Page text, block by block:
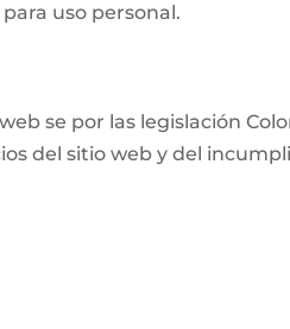
uso personal.
se por las legislación
del sitio web y del